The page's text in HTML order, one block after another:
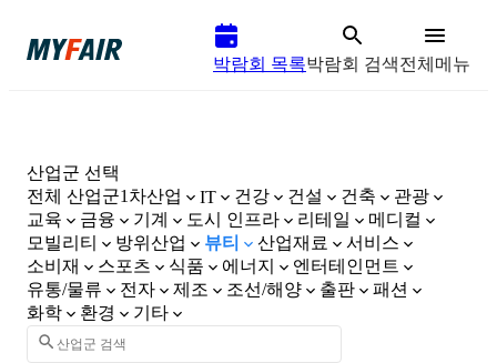
박람회 목록박람회 검색전체메뉴
산업군 선택
전체 산업군1차산업 IT 건강 건설 건축
관광
교육
금융 기계 도시 인프라 리테일
메디컬
모빌리티
방위산업 뷰티 산업재료
서비스
소비재
스포츠 식품 에너지
엔터테인먼트
유통/물류
전자 제조 조선/해양 출판
패션
화학
환경 기타